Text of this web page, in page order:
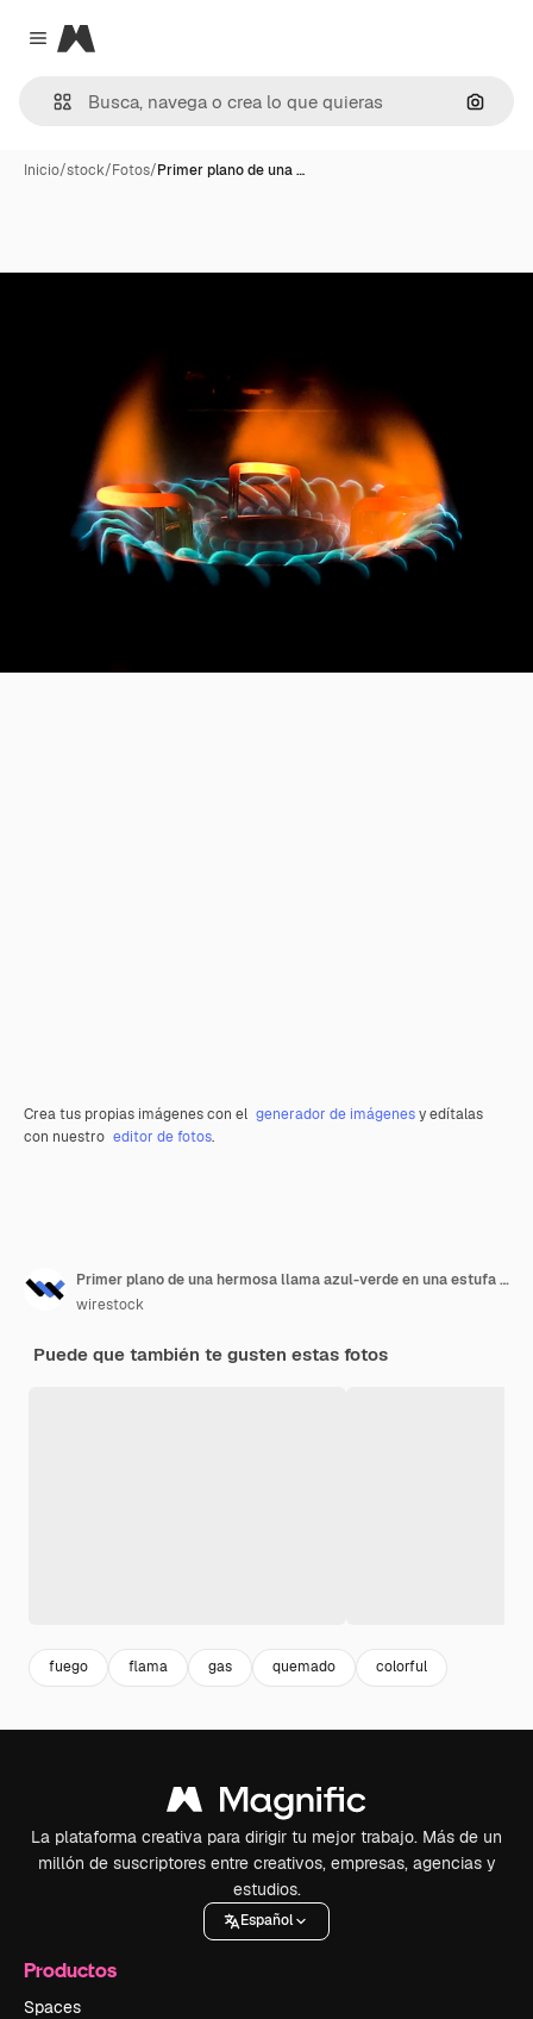
Close menu
Magnific
Inicio/stock/Fotos/Primer plano de una …
Crea tus propias imágenes con el generador de imágenesy edítalas
con nuestro editor de fotos.
Primer plano de una hermosa llama azul-verde en una estufa de gas
wirestock
Puede que también te gusten estas fotos
fuego flama gas quemado colorful
La plataforma creativa para dirigir tu mejor trabajo. Más de un
millón de suscriptores entre creativos, empresas, agencias y
estudios.
Español
Productos
Spaces